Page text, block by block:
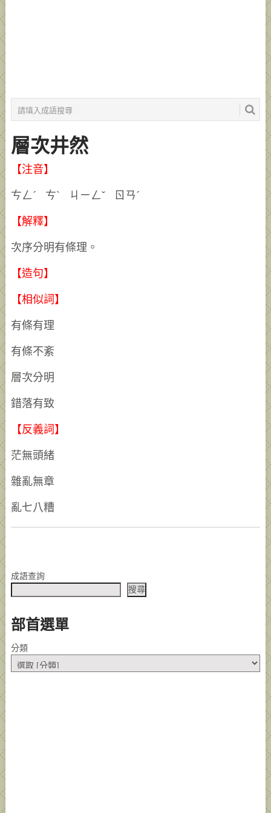
層次井然
【注音】
ㄘㄥˊ ㄘˋ ㄐㄧㄥˇ ㄖㄢˊ
【解釋】
次序分明有條理。
【造句】
【相似詞】
有條有理
有條不紊
層次分明
錯落有致
【反義詞】
茫無頭緒
雜亂無章
亂七八糟
成語查詢
搜尋
部首選單
分類